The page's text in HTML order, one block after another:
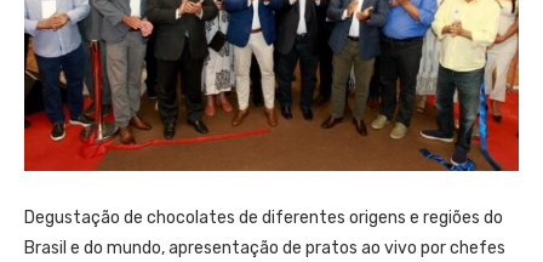
Degustação de chocolates de diferentes origens e regiões do
Brasil e do mundo, apresentação de pratos ao vivo por chefes